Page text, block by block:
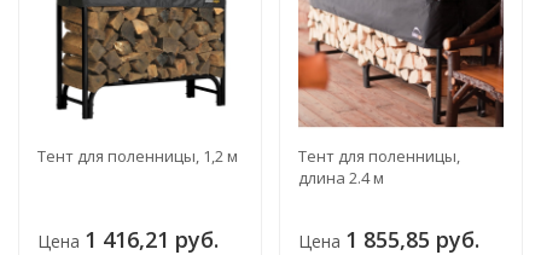
Тент для поленницы, 1,2 м
Цена 1 416,21 руб.
Тент для поленницы,
длина 2.4 м
Цена 1 855,85 руб.